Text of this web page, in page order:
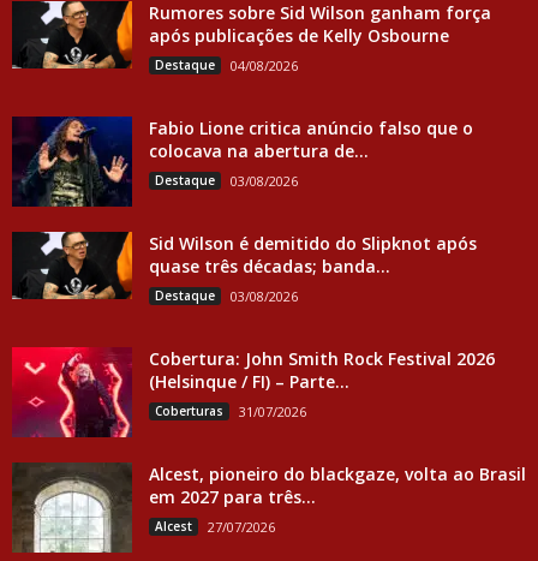
Rumores sobre Sid Wilson ganham força
após publicações de Kelly Osbourne
Destaque 04/08/2026
Fabio Lione critica anúncio falso que o
colocava na abertura de...
Destaque 03/08/2026
Sid Wilson é demitido do Slipknot após
quase três décadas; banda...
Destaque 03/08/2026
Cobertura: John Smith Rock Festival 2026
(Helsinque / FI) – Parte...
Coberturas 31/07/2026
Alcest, pioneiro do blackgaze, volta ao Brasil
em 2027 para três...
Alcest 27/07/2026